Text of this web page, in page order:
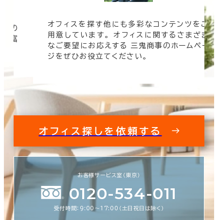
の
豊富
オフィスを探す他にも多彩なコンテンツをご
用意しています。 オフィスに関するさまざま
なご要望にお応えする 三鬼商事のホームペー
ジをぜひお役立てください。
オフィス探しを依頼する
お客様サービス室（東京）
0120-534-011
受付時間：9:00〜17:00（土日祝日は除く）